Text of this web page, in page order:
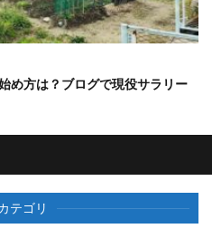
め方は？ブログで現役サラリー
テゴリ